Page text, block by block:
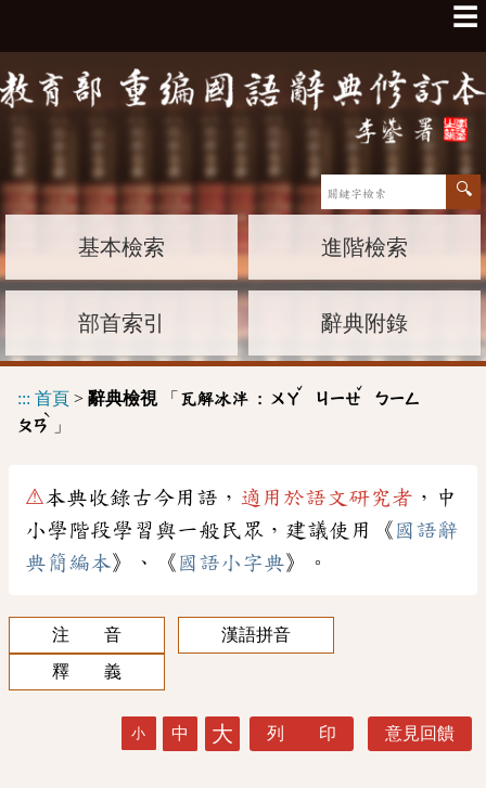
☰
基本檢索 進階檢索
部首索引 辭典附錄
::: 首頁 > 辭典檢視「 瓦解冰泮 : ㄨㄚ
ˇ
ㄐㄧㄝ
ˇ
ㄅㄧㄥ
ㄆㄢ
ˋ
」
⚠本典收錄古今用語， 適用於語文研究者 ，中
小學階段學習與一般民眾，建議使用《 國語辭
典簡編本》、《 國語小字典》。
注 音
漢語拼音
釋 義
小 中 大 列 印 意見回饋